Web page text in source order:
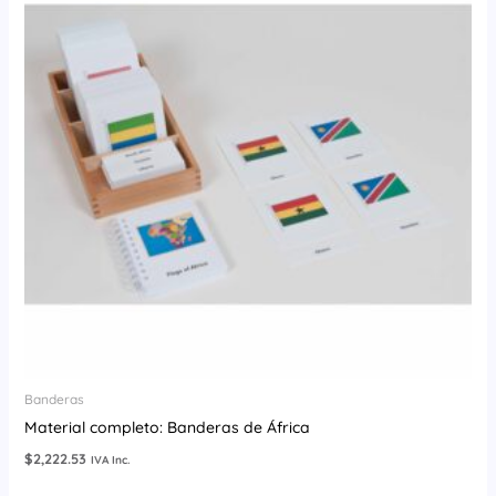
Banderas
Material completo: Banderas de África
$2,222.53 IVA Inc.